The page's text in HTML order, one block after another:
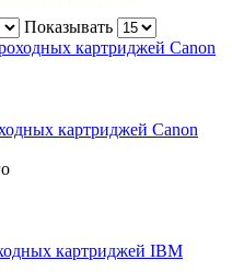
Показывать
картриджей Canon
картриджей IBM